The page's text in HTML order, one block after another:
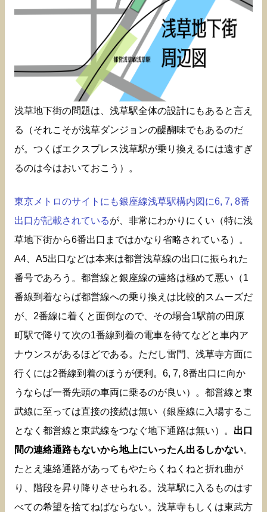
浅草地下街の問題は、浅草駅全体の設計にもあると言え
る（それこそが浅草ダンジョンの醍醐味でもあるのだ
が。つくばエクスプレス浅草駅が乗り換えるには遠すぎ
るのは今はおいておこう）。
東京メトロのサイトにも銀座線浅草駅構内図に6, 7, 8番
出口が記載されているが、非常にわかりにくい（特に浅
草地下街から6番出口まではかなり省略されている）。
A4、A5出口などは本来は都営浅草線の出口に振られた
番号であろう。都営線と銀座線の連絡は極めて悪い（1
番線到着ならば都営線への乗り換えは比較的スムーズだ
が、2番線に着くと面倒なので、その場合1駅前の田原
町駅で降りて次の1番線到着の電車を待てなどと車内ア
ナウンスがあるほどである。ただし雷門、浅草寺方面に
行くには2番線到着のほうが便利。6, 7, 8番出口に向か
うならば一番先頭の車両に乗るのが良い）。都営線と東
武線に至っては直接の接続は無い（銀座線に入場するこ
となく都営線と東武線をつなぐ地下通路は無い）。 出口
間の連絡通路もないから地上にいったん出るしかない。
たとえ連絡通路があってもやたらくねくねと折れ曲が
り、階段を昇り降りさせられる。浅草駅に入るものはす
べての希望を捨てねばならない。浅草寺もしくは東武方